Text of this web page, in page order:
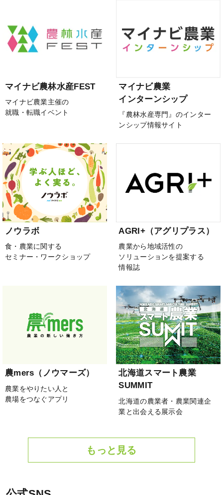
マイナビ農林水産FEST
マイナビ農業主催の
就職・転職イベント
マイナビ農業
インターンシップ
『農林水産専門』のインター
ンシップ情報サイト
ノウラボ
食・農業に関する
セミナー・ワークショップ
AGRI+（アグリプラス）
農業から地域活性の
ソリューションを提案する
情報誌
農mers（ノウマーズ）
農業をやりたい人と
農場をつなぐアプリ
北海道スマート農業
SUMMIT
北海道の農業者・農業関連企
業と出会える展示会
もっと見る